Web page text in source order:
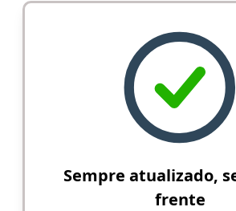
Sempre atualizado,
frente